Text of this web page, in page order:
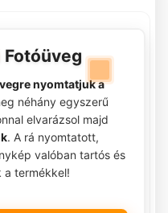
Fotóüveg
nyomtatjuk a
néhány egyszerű
elvarázsol majd
. A rá nyomtatott,
valóban tartós és
a termékkel!